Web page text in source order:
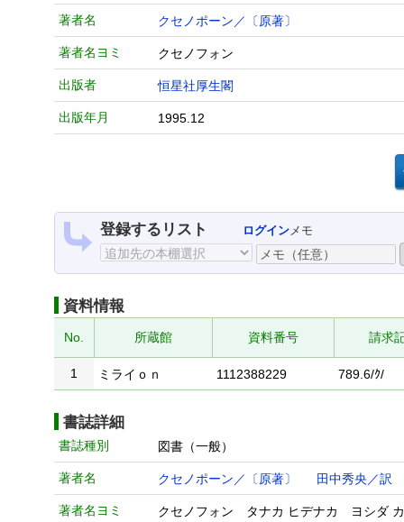
著者名 クセノポーン／〔原著〕
著者名ヨミ クセノフォン
出版者 恒星社厚生閣
出版年月 1995.12
登録するリスト ログインメモ
資料情報
No. 所蔵館 資料番号 請求
1 ミライｏｎ 1112388229 789.6/ｸ/
書誌詳細
書誌種別 図書（一般）
著者名 クセノポーン／〔原著〕 田中秀央／訳
著者名ヨミ クセノフォン タナカ ヒデナカ ヨシダ